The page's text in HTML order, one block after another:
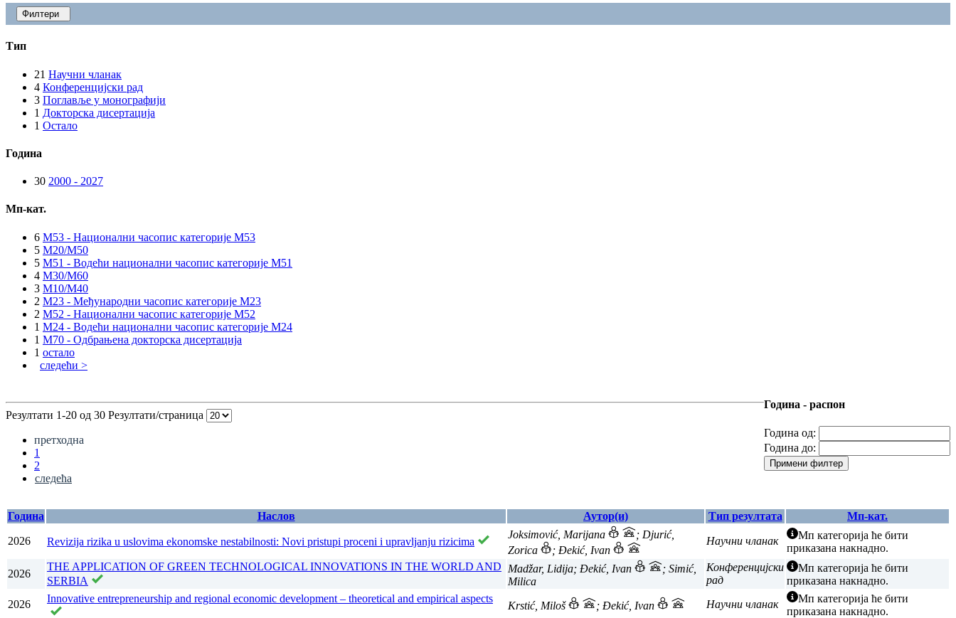
Филтери
Тип
21 Научни чланак
4 Конференцијски рад
3 Поглавље у монографији
1 Докторска дисертација
1 Остало
Година
30 2000 - 2027
Мп-кат.
6 M53 - Национални часопис категорије M53
5 M20/M50
5 M51 - Водећи национални часопис категорије M51
4 M30/M60
3 M10/M40
2 M23 - Међународни часопис категорије M23
2 M52 - Национални часопис категорије M52
1 M24 - Водећи национални часопис категорије M24
1 M70 - Одбрањена докторска дисертација
1 остало
следећи >
Година - распон
Година од:
Година до:
Примени филтер
Резултати 1-20 од 30 Резултати/страница
претходна
1
2
следећа
Година Наслов Аутор(и) Тип резултата Мп-кат.
2026 Revizija rizika u uslovima ekonomske nestabilnosti: Novi pristupi proceni i upravljanju rizicima
Joksimović, Marijana
; Djurić,
Zorica
; Đekić, Ivan
Научни чланак
Мп категорија ће бити
приказана накнадно.
2026
THE APPLICATION OF GREEN TECHNOLOGICAL INNOVATIONS IN THE WORLD AND
SERBIA
Madžar, Lidija; Đekić, Ivan
; Simić,
Milica
Конференцијски
рад
Мп категорија ће бити
приказана накнадно.
2026
Innovative entrepreneurship and regional economic development – theoretical and empirical aspects
Krstić, Miloš ; Đekić, Ivan Научни чланак
Мп категорија ће бити
приказана накнадно.